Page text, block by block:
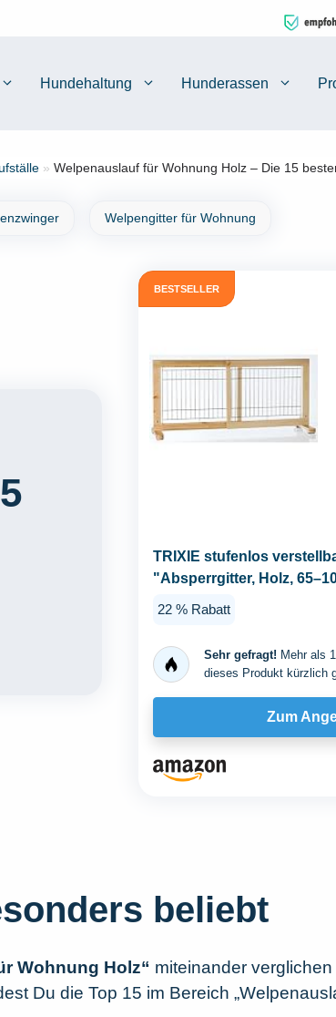
Hundehaltung Hunderassen
» Welpenauslauf für Wohnung Holz – Die 15
Welpengitter für Wohnung
BESTSELLER
TRIXIE stufenlos
"Absperrgitter, Holz,
22 % Rabatt
Sehr gefragt! Mehr als
dieses Produkt kürzlich
Zum
beliebt
Wohnung Holz“ miteinander verglichen
Du die Top 15 im Bereich